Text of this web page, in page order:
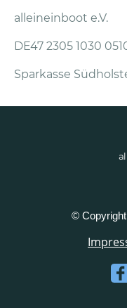
alleineinboot e.V.
DE47 2305 1030
Sparkasse
©